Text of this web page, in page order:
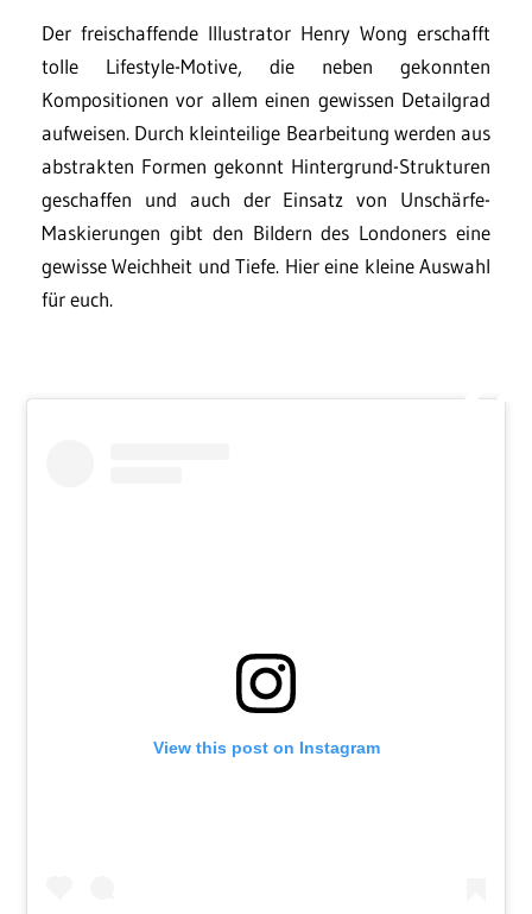
Der freischaffende Illustrator Henry Wong erschafft
tolle Lifestyle-Motive, die neben gekonnten
Kompositionen vor allem einen gewissen Detailgrad
aufweisen. Durch kleinteilige Bearbeitung werden aus
abstrakten Formen gekonnt Hintergrund-Strukturen
geschaffen und auch der Einsatz von Unschärfe-
Maskierungen gibt den Bildern des Londoners eine
gewisse Weichheit und Tiefe. Hier eine kleine Auswahl
für euch.
View this post on Instagram